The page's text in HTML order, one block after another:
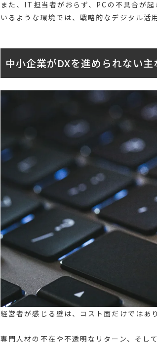
また、IT担当者がおらず、PCの不具合が
いるような環境では、戦略的なデジタル活
中小企業がDXを進められない主
経営者が感じる壁は、コスト面だけではあ
専門人材の不在や不透明なリターン、そして